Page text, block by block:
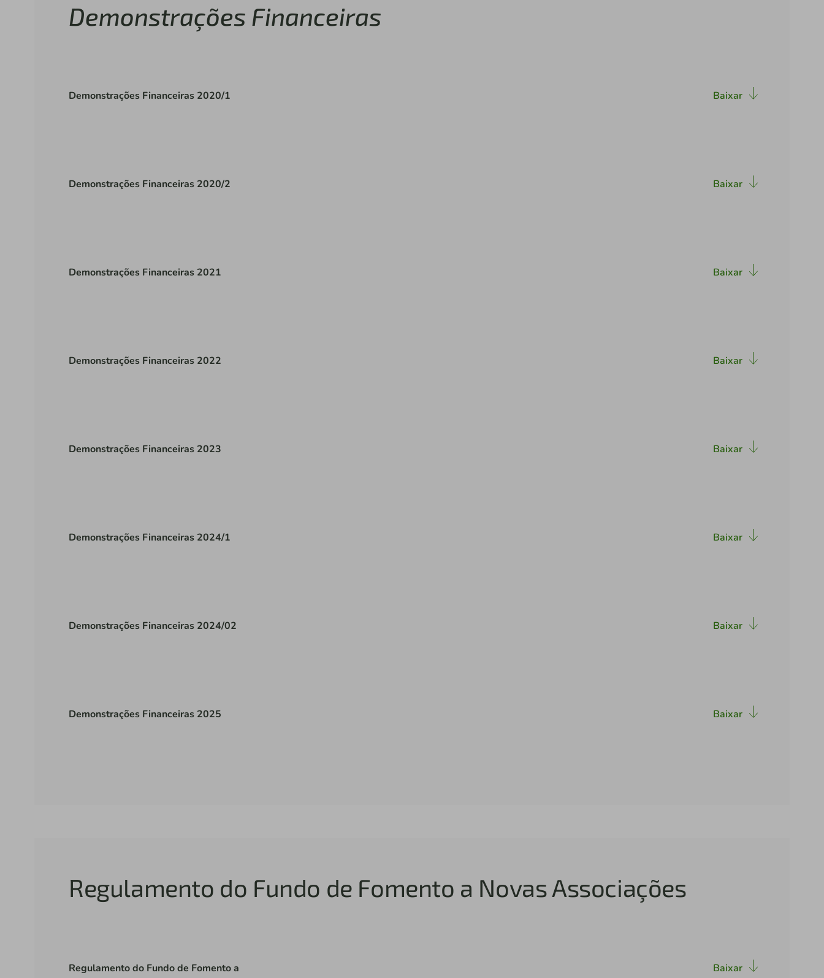
Demonstrações Financeiras
Demonstrações Financeiras 2020/1 Baixar
Demonstrações Financeiras 2020/2 Baixar
Demonstrações Financeiras 2021 Baixar
Demonstrações Financeiras 2022 Baixar
Demonstrações Financeiras 2023 Baixar
Demonstrações Financeiras 2024/1 Baixar
Demonstrações Financeiras 2024/02 Baixar
Demonstrações Financeiras 2025 Baixar
Regulamento do Fundo de Fomento a Novas Associações
Regulamento do Fundo de Fomento a
Baixar